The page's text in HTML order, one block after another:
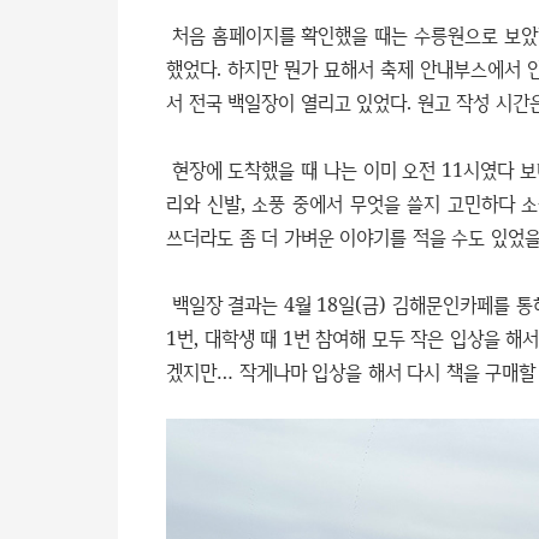
처음 홈페이지를 확인했을 때는 수릉원으로 보
했었다. 하지만 뭔가 묘해서 축제 안내부스에서
서 전국 백일장이 열리고 있었다. 원고 작성 시
현장에 도착했을 때 나는 이미 오전 11시였다
리와 신발, 소풍 중에서 무엇을 쓸지 고민하다
쓰더라도 좀 더 가벼운 이야기를 적을 수도 있
백일장 결과는 4월 18일(금) 김해문인카페를
1번, 대학생 때 1번 참여해 모두 작은 입상을 해
겠지만… 작게나마 입상을 해서 다시 책을 구매